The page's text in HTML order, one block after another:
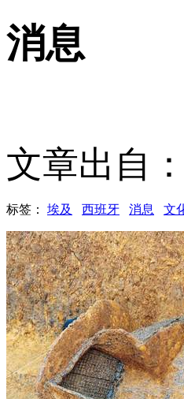
消息
文章出自
标签： 埃及 西班牙 消息 文